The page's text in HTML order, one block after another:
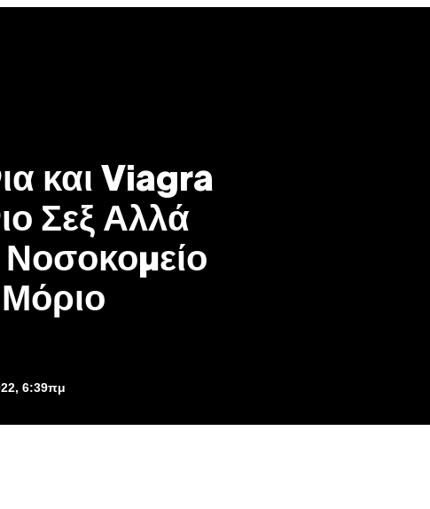
και Viagra
Σεξ Αλλά
Νοσοκομείο
6:39πμ